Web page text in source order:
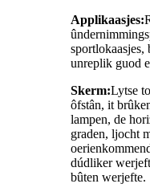
Applikaasjes:
unreplik guod
Skerm:Lytse
ôfstân, it
lampen, de
graden, ljocht
dúdliker
bûten werjefte.